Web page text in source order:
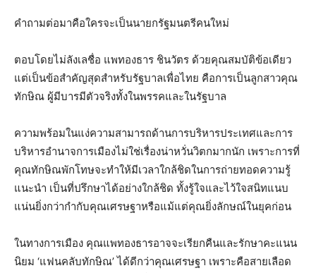
คำถามต่อมาคือใครจะเป็นนายกรัฐมนตรีคนใหม่
ตอบโดยไม่ลังเลชื่อ แพทองธาร ชินวัตร ด้วยคุณสมบัติข้อเดียว
แต่เป็นข้อสำคัญสุดสำหรับรัฐบาลเพื่อไทย คือการเป็นลูกสาวคุณ
ทักษิณ ผู้มีบารมีตัวจริงทั้งในพรรคและในรัฐบาล
ความพร้อมในแง่ความสามารถด้านการบริหารประเทศและการ
บริหารอำนาจการเมืองไม่ใช่เรื่องน่าหวั่นวิตกมากนัก เพราะการที่
คุณทักษิณพักโทษจะทำให้มีเวลาใกล้ชิดในการถ่ายทอดความรู้
แนะนำ เป็นที่ปรึกษาได้อย่างใกล้ชิด ทั้งรู้ใจและไว้ใจสนิทแนบ
แน่นยิ่งกว่ากำกับคุณเศรษฐาหรือแม้แต่คุณยิ่งลักษณ์ในยุคก่อน
ในทางการเมือง คุณแพทองธารอาจจะเรียกคืนและรักษาคะแนน
นิยม ‘แฟนคลับทักษิณ’ ได้ดีกว่าคุณเศรษฐา เพราะคือสายเลือด